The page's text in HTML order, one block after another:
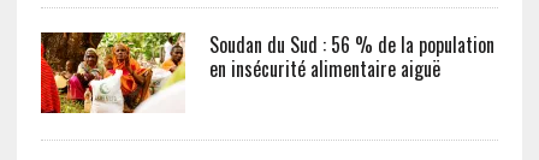
Soudan du Sud : 56 % de la population
en insécurité alimentaire aiguë